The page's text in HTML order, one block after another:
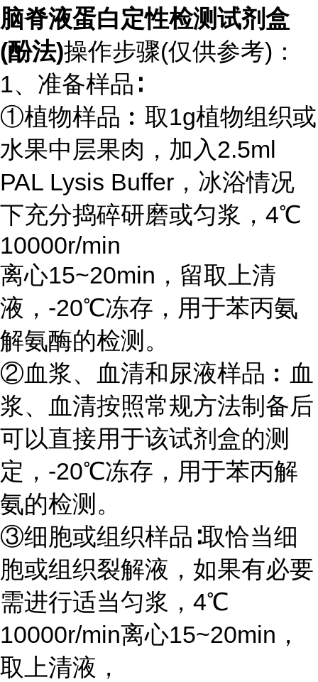
脑脊液蛋白定性检测试剂盒
(酚法)操作步骤(仅供参考)：
1、准备样品∶
①植物样品︰取1g植物组织或
水果中层果肉，加入2.5ml
PAL Lysis Buffer，冰浴情况
下充分捣碎研磨或匀浆，4℃
10000r/min
离心15~20min，留取上清
液，-20℃冻存，用于苯丙氨
解氨酶的检测。
②血浆、血清和尿液样品︰血
浆、血清按照常规方法制备后
可以直接用于该试剂盒的测
定，-20℃冻存，用于苯丙解
氨的检测。
③细胞或组织样品∶取恰当细
胞或组织裂解液，如果有必要
需进行适当匀浆，4℃
10000r/min离心15~20min，
取上清液，